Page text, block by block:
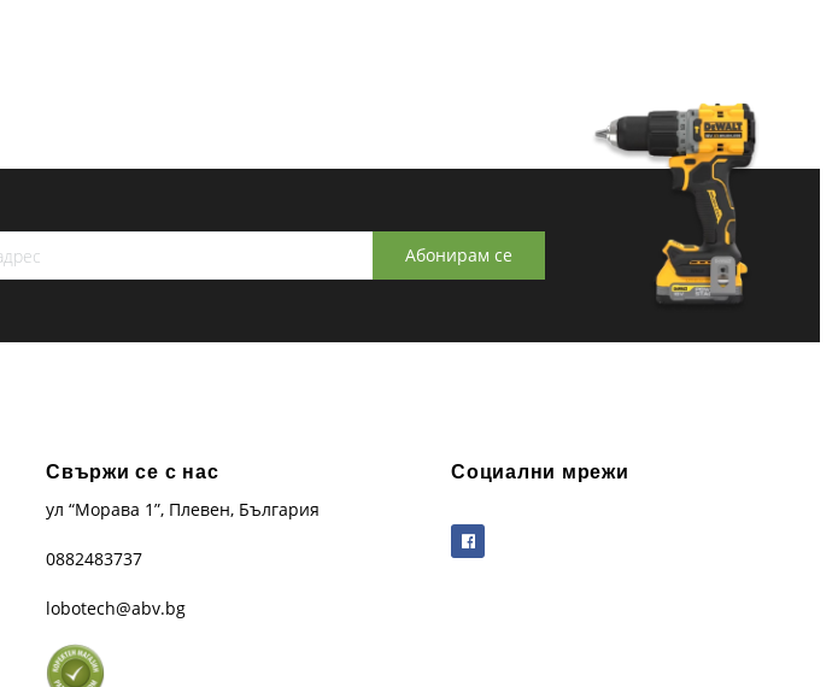
Абонирам се
Свържи се с нас
ул “Морава 1”, Плевен, България
0882483737
lobotech@abv.bg
Социални мрежи